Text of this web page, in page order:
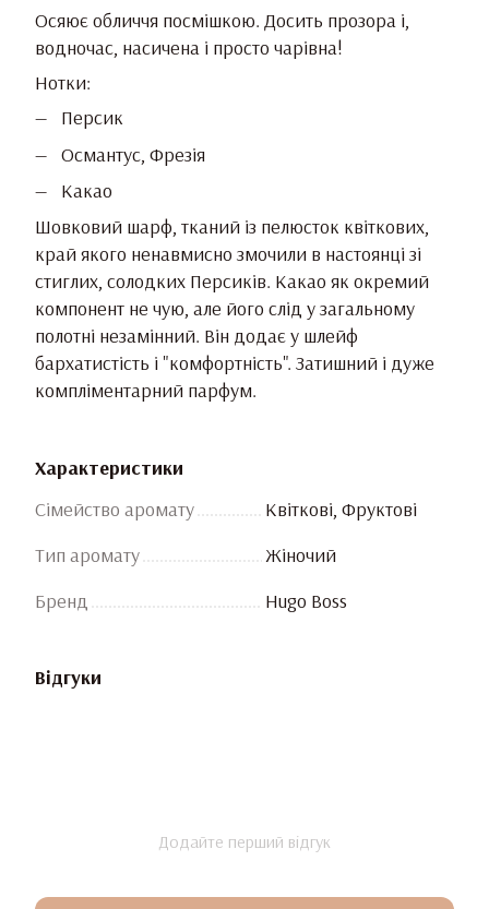
Осяює обличчя посмішкою. Досить прозора і,
водночас, насичена і просто чарівна!
Нотки:
Персик
Османтус, Фрезія
Какао
Шовковий шарф, тканий із пелюсток квіткових,
край якого ненавмисно змочили в настоянці зі
стиглих, солодких Персиків. Какао як окремий
компонент не чую, але його слід у загальному
полотні незамінний. Він додає у шлейф
бархатистість і "комфортність". Затишний і дуже
компліментарний парфум.
Характеристики
Сімейство аромату
Квіткові, Фруктові
Тип аромату
Жіночий
Бренд
Hugo Boss
Відгуки
Додайте перший відгук